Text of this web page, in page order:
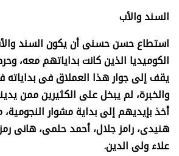
السند والأب
استطاع حسن حسنى أن يكون السند
الكوميديا الذين كانت بداياتهم معه،
يقف إلى جوار هذا العملاق فى بداياته
والخبرة، لم يبخل على الكثيرين ممن
أخذ بإيديهم إلى بداية مشوار
هنيدى، رامز جلال، أحمد حلمى، هانى
علاء ولى الدين.